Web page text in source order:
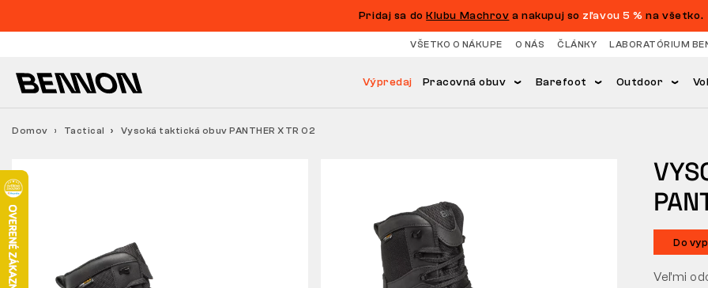
Pridaj sa doKlubu Machrov a nakupuj so zľavou 5 % na všetko.
VŠETKO O NÁKUPE O NÁS ČLÁNKY LABORATÓRIUM
Výpredaj Pracovná obuv Barefoot Outdoor
Domov Tactical Vysoká taktická obuv PANTHER XTR O2
Do
Veľmi